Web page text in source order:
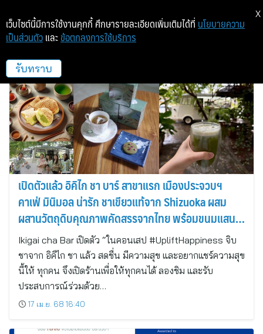
Banya BnB
เปิดตัวแล้ว อิคิไก ชา บาร์ สาขาแรก เมืองประจวบฯ
คาเฟ่ มินิมอล น่ารัก ชาเขียวแท้จาก Shizuoka ผสม
ผสานวัตถุดิบคุณภาพคัดสรรจากไทย พร้อมขนมแสน
อร่อย
Ikigai cha Bar เปิดตัว “ในคอนเสป #UpliftHappiness จิบ
ชาจาก อิคิไก ชา แล้ว สดชื่น มีความสุข และอยากแชร์ความสุข
นี้ให้ ทุกคน จึงเปิดร้านเพื่อให้ทุกคนได้ ลองชิม และรับ
ประสบการณ์ร่วมด้วย…
17 เม.ย. 68 16:40
เว็บไซต์นี้มีการใช้งานคุกกี้ ศึกษารายละเอียดเพิ่มเติมได้ที่ นโยบายความ
เป็นส่วนตัว และ ข้อตกลงการใช้บริการ
รับทราบ
X